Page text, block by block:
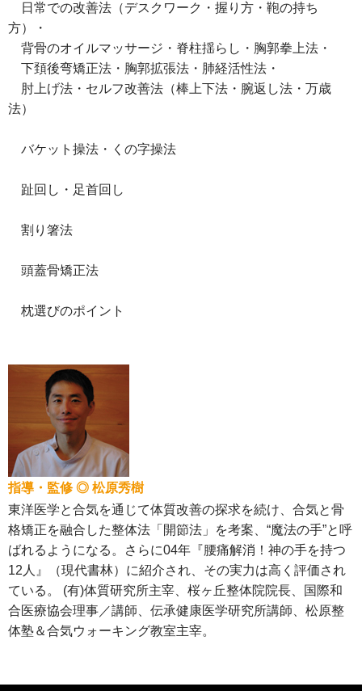
日常での改善法（デスクワーク・握り方・鞄の持ち
方）・
背骨のオイルマッサージ・脊柱揺らし・胸郭拳上法・
下頚後弯矯正法・胸郭拡張法・肺経活性法・
肘上げ法・セルフ改善法（棒上下法・腕返し法・万歳
法）
バケット操法・くの字操法
趾回し・足首回し
割り箸法
頭蓋骨矯正法
枕選びのポイント
指導・監修 ◎ 松原秀樹
東洋医学と合気を通じて体質改善の探求を続け、合気と骨
格矯正を融合した整体法「開節法」を考案、“魔法の手”と呼
ばれるようになる。さらに04年『腰痛解消！神の手を持つ
12人』（現代書林）に紹介され、その実力は高く評価され
ている。 (有)体質研究所主宰、桜ヶ丘整体院院長、国際和
合医療協会理事／講師、伝承健康医学研究所講師、松原整
体塾＆合気ウォーキング教室主宰。